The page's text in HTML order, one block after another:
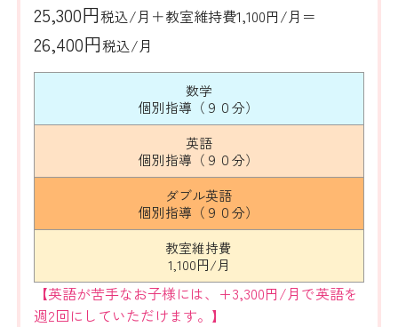
25,300円税込/月＋教室維持費1,100円/月＝
26,400円税込/月
数学
個別指導（９０分）
英語
個別指導（９０分）
ダブル英語
個別指導（９０分）
教室維持費
1,100円/月
【英語が苦手なお子様には、+3,300円/月で英語を
週2回にしていただけます。】